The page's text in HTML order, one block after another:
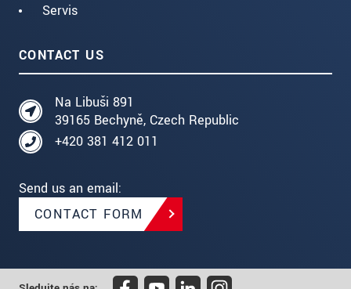
Servis
CONTACT US
Na Libuši 891
39165 Bechyně, Czech Republic
+420 381 412 011
Send us an email:
CONTACT FORM